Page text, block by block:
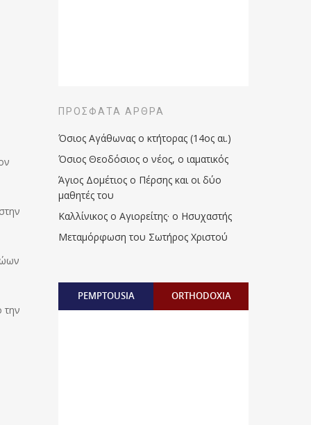
την
ΠΡΌΣΦΑΤΑ ΆΡΘΡΑ
Όσιος Αγάθωνας ο κτήτορας (14ος αι.)
Όσιος Θεοδόσιος ο νέος, ο ιαματικός
Άγιος Δομέτιος ο Πέρσης και οι δύο
μαθητές του
Καλλίνικος ο Αγιορείτης · ο Ησυχαστής
Μεταμόρφωση του Σωτήρος Χριστού
PEMPTOUSIA ORTHODOXIA